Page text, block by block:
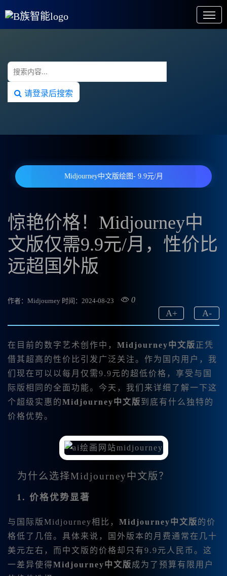
请登录后搜索
Midjourney中文版绘图- 9.9元/月
惊艳价格！Midjourney中
文版仅需9.9元/月，性价比
远超国外版
作者：Midjourney 时间：2024-08-23 0
A-
A+
在目前的数字艺术创作中， Midjourney中文版正凭
借其超高的性价比引发广泛关注。作为国内用户，我
们现在可以以每月仅需9.9元的超低价格，享受与国
际版相同的全面功能。今天，我们来详细了解一下这
个超级实惠的Midjourney中文版到底有什么独特的
价格优势。
为什么选择Midjourney中文版？
1. 价格优势显著
与国际版Midjourney相比， Midjourney中文版的价
格低了几倍。具体来说，国外版本的月费通常在几十
美元左右，而中文版的价格却只有9.9元人民币。这
一差异使得Midjourney中文版成为了预算有限用户